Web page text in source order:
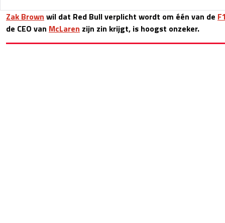
Zak Brown wil dat Red Bull verplicht wordt om één van de
de CEO van McLaren zijn zin krijgt, is hoogst onzeker.